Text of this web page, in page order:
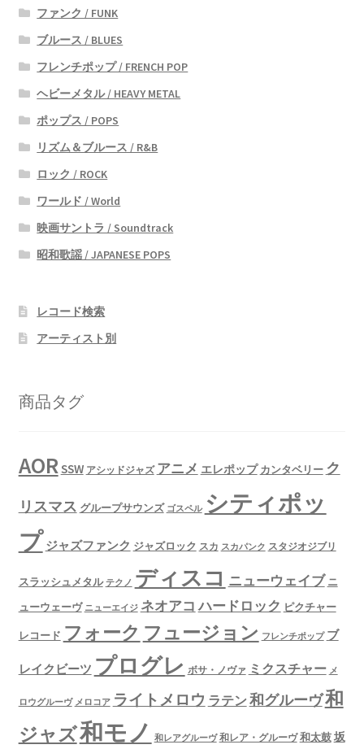
ファンク / FUNK
ブルース / BLUES
フレンチポップ / FRENCH POP
ヘビーメタル / HEAVY METAL
ポップス / POPS
リズム＆ブルース / R&B
ロック / ROCK
ワールド / World
映画サントラ / Soundtrack
昭和歌謡 / JAPANESE POPS
レコード検索
アーティスト別
商品タグ
AORSSW アシッドジャズ アニメ エレポップ カンタベリー ク
リスマス グループサウンズ ゴスペル シティポッ
プ ジャズファンク ジャズロック スカ スカパンク スタジオジブリ
スラッシュメタル テクノ ディスコ ニューウェイブ ニ
ューウェーヴ ニューエイジ ネオアコ ハードロック ピクチャー
レコード フォーク フュージョン フレンチポップ ブ
レイクビーツ プログレ ボサ・ノヴァ ミクスチャー メ
ロウグルーヴ メロコア ライトメロウ ラテン 和グルーヴ和
ジャズ和モノ 和レアグルーヴ 和レア・グルーヴ 和太鼓坂